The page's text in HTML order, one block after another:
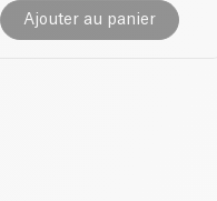
Ajouter au panier